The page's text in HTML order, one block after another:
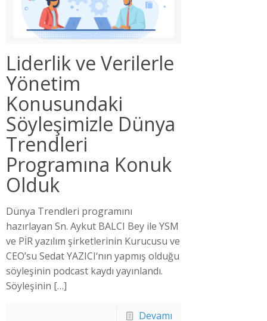
Liderlik ve Verilerle
Yönetim
Konusundaki
Söyleşimizle Dünya
Trendleri
Programına Konuk
Olduk
Dünya Trendleri programını
hazırlayan Sn. Aykut BALCI Bey ile YSM
ve PİR yazılım şirketlerinin Kurucusu ve
CEO’su Sedat YAZICI‘nın yapmış olduğu
söyleşinin podcast kaydı yayınlandı.
Söyleşinin […]
Devamı